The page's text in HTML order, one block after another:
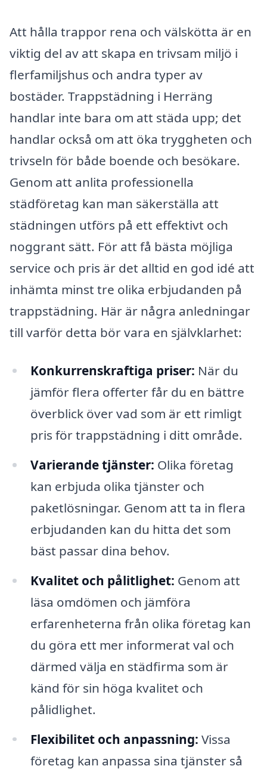
Att hålla trappor rena och välskötta är en
viktig del av att skapa en trivsam miljö i
flerfamiljshus och andra typer av
bostäder. Trappstädning i Herräng
handlar inte bara om att städa upp; det
handlar också om att öka tryggheten och
trivseln för både boende och besökare.
Genom att anlita professionella
städföretag kan man säkerställa att
städningen utförs på ett effektivt och
noggrant sätt. För att få bästa möjliga
service och pris är det alltid en god idé att
inhämta minst tre olika erbjudanden på
trappstädning. Här är några anledningar
till varför detta bör vara en självklarhet:
Konkurrenskraftiga priser: När du
jämför flera offerter får du en bättre
överblick över vad som är ett rimligt
pris för trappstädning i ditt område.
Varierande tjänster: Olika företag
kan erbjuda olika tjänster och
paketlösningar. Genom att ta in flera
erbjudanden kan du hitta det som
bäst passar dina behov.
Kvalitet och pålitlighet: Genom att
läsa omdömen och jämföra
erfarenheterna från olika företag kan
du göra ett mer informerat val och
därmed välja en städfirma som är
känd för sin höga kvalitet och
pålidlighet.
Flexibilitet och anpassning: Vissa
företag kan anpassa sina tjänster så